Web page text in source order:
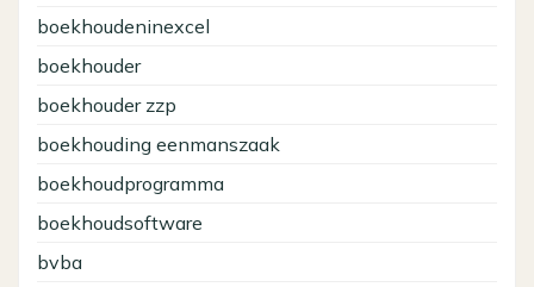
boekhoudeninexcel
boekhouder
boekhouder zzp
boekhouding eenmanszaak
boekhoudprogramma
boekhoudsoftware
bvba